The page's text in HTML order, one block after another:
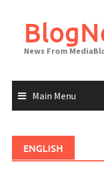
content
News From
Main Menu
ENGLISH